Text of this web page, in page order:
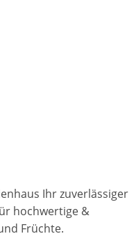
Ihr zuverlässiger
hochwertige &
Früchte.